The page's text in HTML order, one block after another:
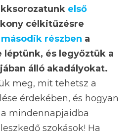
első
célkitűzésre
második részben a
és legyőztük a
álló akadályokat.
meg, mit tehetsz a
érdekében, és hogyan
mindennapjaidba
szokások! Ha